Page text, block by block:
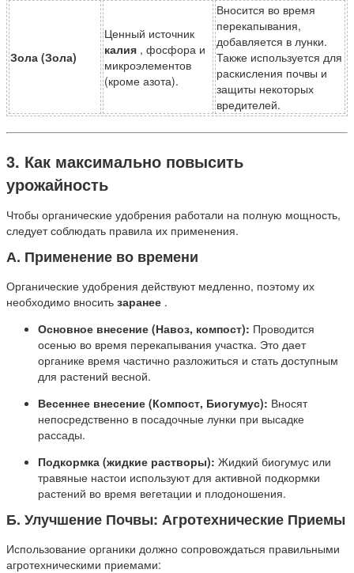
Зола (Зола)
Ценный источник
калия , фосфора и
микроэлементов
(кроме азота).
Вносится во время
перекапывания,
добавляется в лунки.
Также используется для
раскисления почвы и
защиты некоторых
вредителей.
3. Как максимально повысить
урожайность
Чтобы органические удобрения работали на полную мощность,
следует соблюдать правила их применения.
А. Применение во времени
Органические удобрения действуют медленно, поэтому их
необходимо вносить заранее .
Основное внесение (Навоз, компост): Проводится
осенью во время перекапывания участка. Это дает
органике время частично разложиться и стать доступным
для растений весной.
Весеннее внесение (Компост, Биогумус): Вносят
непосредственно в посадочные лунки при высадке
рассады.
Подкормка (жидкие растворы): Жидкий биогумус или
травяные настои используют для активной подкормки
растений во время вегетации и плодоношения.
Б. Улучшение Почвы: Агротехнические Приемы
Использование органики должно сопровождаться правильными
агротехническими приемами: